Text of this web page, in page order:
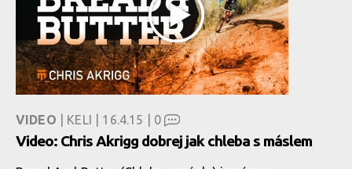
VIDEO | KELI | 16.4.15 | 0
Video: Chris Akrigg dobrej jak chleba s máslem